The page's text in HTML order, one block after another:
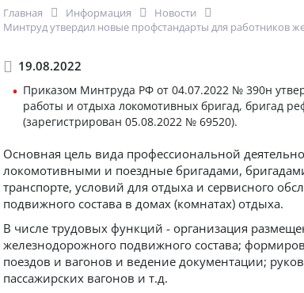
Главная Информация
Новости
Минтруд утвердил новые профстандарты для работников
19.08.2022
Приказом Минтруда РФ от 04.07.2022 № 390н
работы и отдыха локомотивных бригад, бригад
(зарегистрирован 05.08.2022 № 69520).
Основная цель вида профессиональной
локомотивными и поездные бригадами,
транспорте, условий для отдыха и сервисного
подвижного состава в домах (комнатах) отдыха.
В числе трудовых функций - организация
железнодорожного подвижного состава;
поездов и вагонов и ведение документации;
пассажирских вагонов и т.д.